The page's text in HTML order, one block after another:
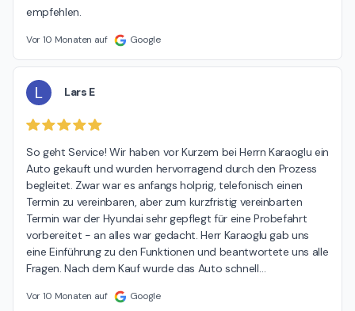
empfehlen.
Vor 10 Monaten auf Google
L Lars E
So geht Service! Wir haben vor Kurzem bei Herrn Karaoglu ein
Auto gekauft und wurden hervorragend durch den Prozess
begleitet. Zwar war es anfangs holprig, telefonisch einen
Termin zu vereinbaren, aber zum kurzfristig vereinbarten
Termin war der Hyundai sehr gepflegt für eine Probefahrt
vorbereitet - an alles war gedacht. Herr Karaoglu gab uns
eine Einführung zu den Funktionen und beantwortete uns alle
Fragen. Nach dem Kauf wurde das Auto schnell…
Vor 10 Monaten auf Google